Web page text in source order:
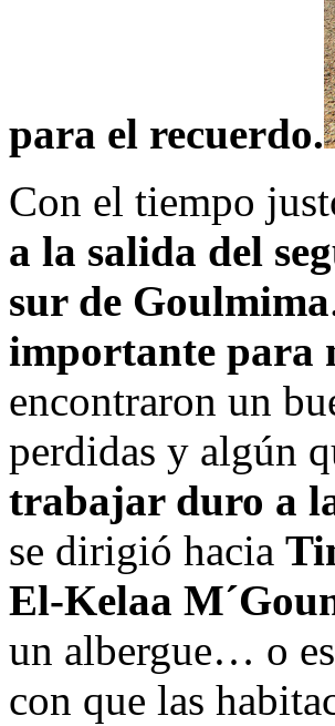
para el recuerdo.
Con el tiempo
a la salida del
sur de Goulmima
importante para
encontraron un
perdidas y algún
trabajar duro a
se dirigió hacia
El-Kelaa
un albergue… o
con que las